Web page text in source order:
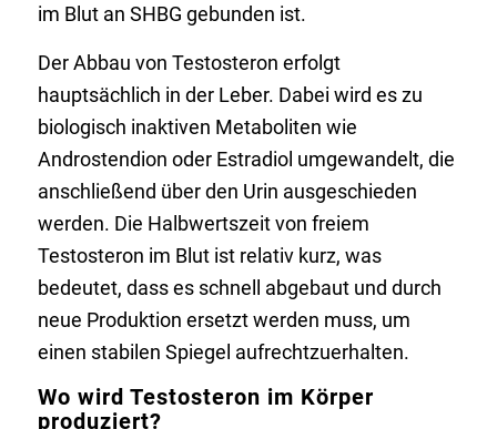
im Blut an SHBG gebunden ist.
Der Abbau von Testosteron erfolgt
hauptsächlich in der Leber. Dabei wird es zu
biologisch inaktiven Metaboliten wie
Androstendion oder Estradiol umgewandelt, die
anschließend über den Urin ausgeschieden
werden. Die Halbwertszeit von freiem
Testosteron im Blut ist relativ kurz, was
bedeutet, dass es schnell abgebaut und durch
neue Produktion ersetzt werden muss, um
einen stabilen Spiegel aufrechtzuerhalten.
Wo wird Testosteron im Körper
produziert?